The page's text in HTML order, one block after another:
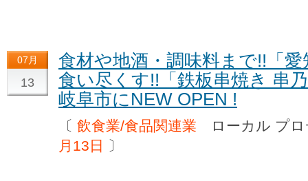
07月
13
食材や地酒・調味料まで!!「
食い尽くす!!「鉄板串焼き 串
岐阜市にNEW OPEN !
〔 飲食業/食品関連業 ローカル プ
月13日
〕